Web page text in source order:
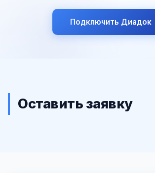
Подключить Диадок
Оставить заявку